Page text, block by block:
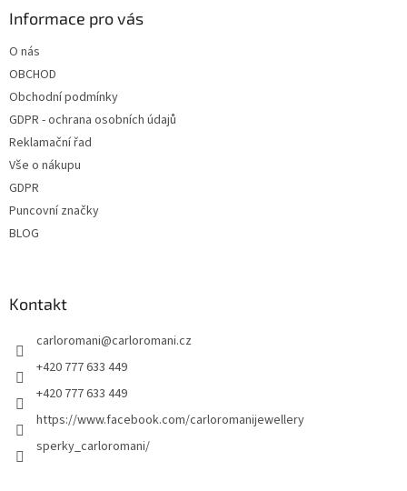
Informace pro vás
O nás
OBCHOD
Obchodní podmínky
GDPR - ochrana osobních údajů
Reklamační řad
Vše o nákupu
GDPR
Puncovní značky
BLOG
Kontakt
carloromani@carloromani.cz
+420 777 633 449
+420 777 633 449
https://www.facebook.com/carloromanijewellery
sperky_carloromani/